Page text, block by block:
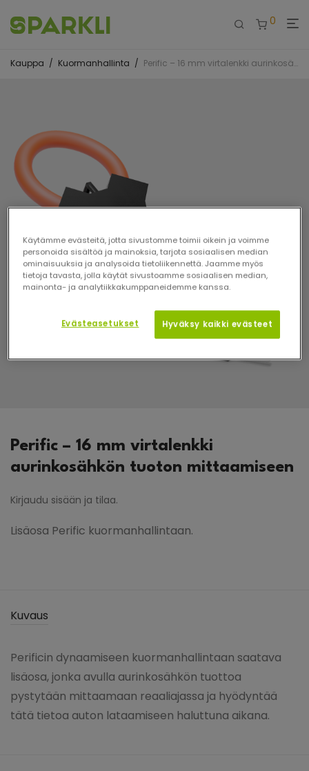
0
Kauppa / Kuormanhallinta / Perific – 16 mm virtalenkki aurinkosähkön tuoton mittaamiseen
Perific – 16 mm virtalenkki
aurinkosähkön tuoton mittaamiseen
Kirjaudu sisään ja tilaa.
Lisäosa Perific kuormanhallintaan.
Kuvaus
Perificin dynaamiseen kuormanhallintaan saatava
lisäosa, jonka avulla aurinkosähkön tuottoa
pystytään mittaamaan reaaliajassa ja hyödyntää
tätä tietoa auton lataamiseen haluttuna aikana.
Käytämme evästeitä, jotta sivustomme toimii oikein ja voimme
personoida sisältöä ja mainoksia, tarjota sosiaalisen median
ominaisuuksia ja analysoida tietoliikennettä. Jaamme myös
tietoja tavasta, jolla käytät sivustoamme sosiaalisen median,
mainonta- ja analytiikkakumppaneidemme kanssa.
Evästeasetukset Hyväksy kaikki evästeet